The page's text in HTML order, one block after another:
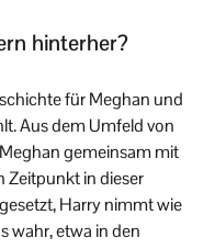
hinterher?
für Meghan und
Aus dem Umfeld von
gemeinsam mit
Zeitpunkt in dieser
Harry nimmt wie
wahr, etwa in den